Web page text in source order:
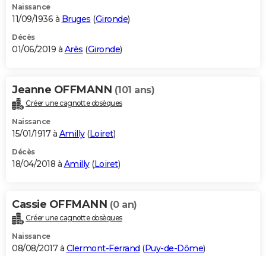
Naissance
11/09/1936 à Bruges (Gironde)
Décès
01/06/2019 à Arès (Gironde)
Jeanne OFFMANN (101 ans)
Créer une cagnotte obsèques
Naissance
15/01/1917 à Amilly(Loiret)
Décès
18/04/2018 à Amilly(Loiret)
Cassie OFFMANN (0 an)
Créer une cagnotte obsèques
Naissance
08/08/2017 à Clermont-Ferrand (Puy-de-Dôme)